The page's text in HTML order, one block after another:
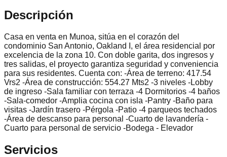
Descripción
Casa en venta en Munoa, sitúa en el corazón del
condominio San Antonio, Oakland I, el área residencial por
excelencia de la zona 10. Con doble garita, dos ingresos y
tres salidas, el proyecto garantiza seguridad y conveniencia
para sus residentes. Cuenta con: -Área de terreno: 417.54
Vrs2 -Área de construcción: 554.27 Mts2 -3 niveles -Lobby
de ingreso -Sala familiar con terraza -4 Dormitorios -4 baños
-Sala-comedor -Amplia cocina con isla -Pantry -Baño para
visitas -Jardín trasero -Pérgola -Patio -4 parqueos techados
-Área de descanso para personal -Cuarto de lavandería -
Cuarto para personal de servicio -Bodega - Elevador
Servicios